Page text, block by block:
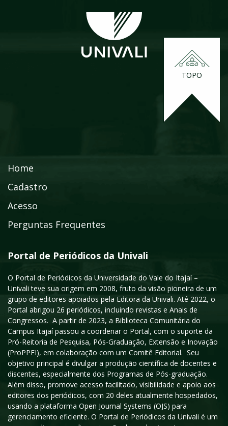
TOPO
Home
Cadastro
Acesso
Perguntas Frequentes
Portal de Periódicos da Univali
O Portal de Periódicos da Universidade do Vale do Itajaí –
Univali teve sua origem em 2008, fruto da visão pioneira de um
grupo de editores apoiados pela Editora da Univali. Até 2022, o
Portal abrigou 26 periódicos, incluindo revistas e Anais de
Congressos. A partir de 2023, a Biblioteca Comunitária do
Campus Itajaí passou a coordenar o Portal, com o suporte da
Pró-Reitoria de Pesquisa, Pós-Graduação, Extensão e Inovação
(ProPPEI), em colaboração com um Comitê Editorial. Seu
objetivo principal é divulgar a produção científica de docentes e
discentes, especialmente dos Programas de Pós-graduação.
Além disso, promove acesso facilitado, visibilidade e apoio aos
editores dos periódicos, com 20 deles atualmente hospedados,
usando a plataforma Open Journal Systems (OJS) para
gerenciamento eficiente. O Portal de Periódicos da Univali é um